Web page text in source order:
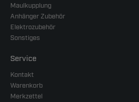
Maulkupplung
Anhänger Zubehör
Elektrozubehör
Sonstiges
Service
Kontakt
Warenkorb
Merkzettel